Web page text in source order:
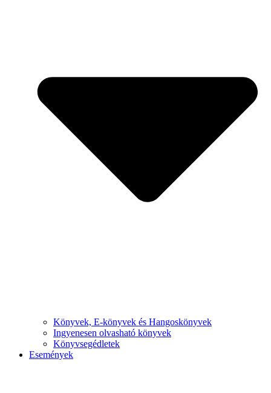
Könyvek, E-könyvek és Hangoskönyvek
Ingyenesen olvasható könyvek
Könyvsegédletek
Események